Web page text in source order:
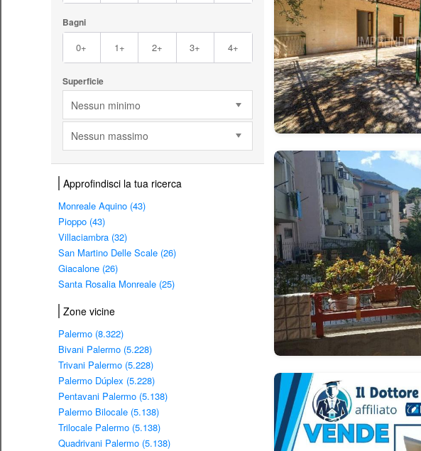
Bagni
0+ 1+ 2+ 3+ 4+
Superficie
Nessun minimo
Nessun massimo
Approfindisci la tua ricerca
Monreale Aquino (43)
Pioppo (43)
Villaciambra (32)
San Martino Delle Scale (26)
Giacalone (26)
Santa Rosalia Monreale (25)
Zone vicine
Palermo (8.322)
Bivani Palermo (5.228)
Trivani Palermo (5.228)
Palermo Dúplex (5.228)
Pentavani Palermo (5.138)
Palermo Bilocale (5.138)
Trilocale Palermo (5.138)
Quadrivani Palermo (5.138)